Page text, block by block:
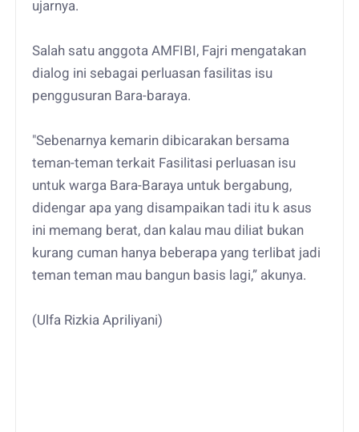
ujarnya.
Salah satu anggota AMFIBI, Fajri mengatakan
dialog ini sebagai perluasan fasilitas isu
penggusuran Bara-baraya.
"Sebenarnya kemarin dibicarakan bersama
teman-teman terkait Fasilitasi perluasan isu
untuk warga Bara-Baraya untuk bergabung,
didengar apa yang disampaikan tadi itu k asus
ini memang berat, dan kalau mau diliat bukan
kurang cuman hanya beberapa yang terlibat jadi
teman teman mau bangun basis lagi,” akunya.
(Ulfa Rizkia Apriliyani)